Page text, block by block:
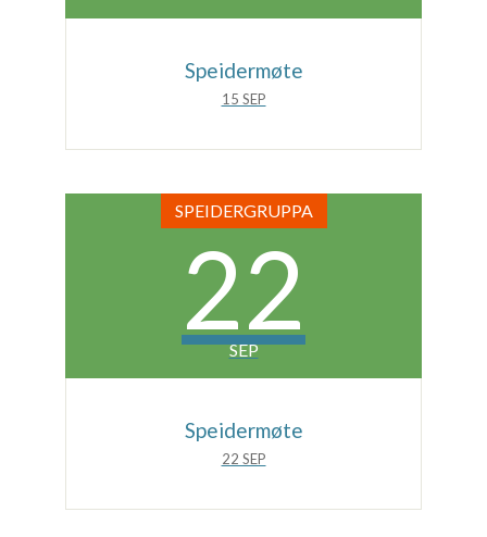
Speidermøte
15 SEP
SPEIDERGRUPPA
22
SEP
Speidermøte
22 SEP